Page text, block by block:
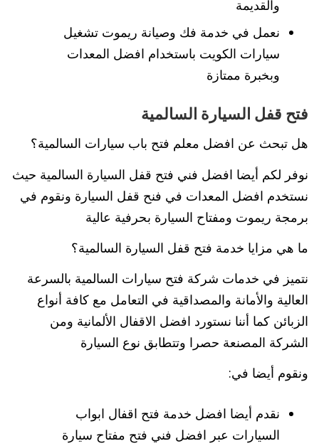
والقديمة
نعمل في خدمة فك وصيانة ريموت تشغيل
سيارات الكويت باستخدام افضل المعدات
وبخبرة ممتازة
فتح قفل السيارة السالمية
هل تبحث عن افضل معلم فتح باب سيارات السالمية؟
نوفر لكم أيضا افضل فني فتح قفل السيارة السالمية حيث
نستخدم افضل المعدات في فنح قفل السيارة ونقوم في
برمجة ريموت ومفتاح السيارة بحرفية عالية
ما هي مزايا خدمة فتح قفل السيارة السالمية؟
نتميز في خدمات شركة فتح سيارات السالمية بالسرعة
العالية والأمانة والمصداقية في التعامل مع كافة أنواع
الزبائن كما أننا نستورد افضل الاقفال الألمانية ومن
الشركة المصنعة حصرا وتتطابق نوع السيارة
ونقوم أيضا في:
نقدم أيضا افضل خدمة فتح اقفال ابواب
السيارات عبر افضل فني فتح مفتاح سيارة